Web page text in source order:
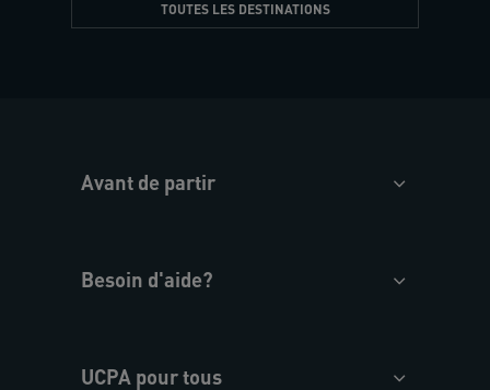
TOUTES LES DESTINATIONS
Avant de partir
Besoin d'aide?
UCPA pour tous